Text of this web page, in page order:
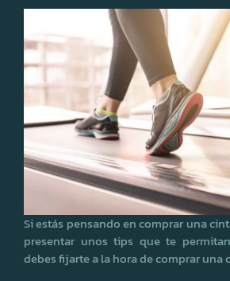
Si estás pensando en comprar una
presentar unos tips que te
debes fijarte a la hora de comprar una